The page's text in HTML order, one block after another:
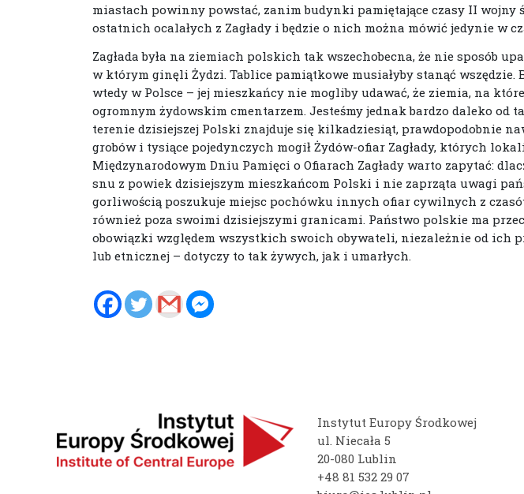
miastach powinny powstać, zanim budynki pamiętające czasy II wojny
ostatnich ocalałych z Zagłady i będzie o nich można mówić jedynie w
Zagłada była na ziemiach polskich tak wszechobecna, że nie sposób
w którym ginęli Żydzi. Tablice pamiątkowe musiałyby stanąć wszędzie.
wtedy w Polsce – jej mieszkańcy nie mogliby udawać, że ziemia, na
ogromnym żydowskim cmentarzem. Jesteśmy jednak bardzo daleko od
terenie dzisiejszej Polski znajduje się kilkadziesiąt, prawdopodobnie
grobów i tysiące pojedynczych mogił Żydów-ofiar Zagłady, których
Międzynarodowym Dniu Pamięci o Ofiarach Zagłady warto zapytać:
snu z powiek dzisiejszym mieszkańcom Polski i nie zaprząta uwagi
gorliwością poszukuje miejsc pochówku innych ofiar cywilnych z
również poza swoimi dzisiejszymi granicami. Państwo polskie ma
obowiązki względem wszystkich swoich obywateli, niezależnie od ich
lub etnicznej – dotyczy to tak żywych, jak i umarłych.
Instytut Europy Środkowej
ul. Niecała 5
20-080 Lublin
+48 81 532 29 07